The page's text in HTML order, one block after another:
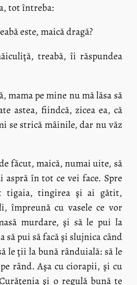
tot întreba:
este, maică dragă?
treabă, îi răspundea
mama pe mine nu mă lăsa să
astea, fiindcă, zicea ea, că
se strică mâinile, dar nu văz
făcut, maică, numai uite, să
aspră în tot ce vei face. Spre
tigaia, tingirea şi ai gătit,
împreună cu vasele ce vor
murdare, şi să le pui la
să pui să facă şi slujnica când
le ţii la bună rânduială: să le
rând. Aşa cu ciorapii, şi cu
şi o regulă bună te